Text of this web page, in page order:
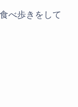
べ歩きをして